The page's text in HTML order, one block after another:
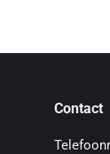
Contact